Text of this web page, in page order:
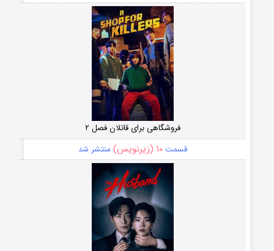
فروشگاهی برای قاتلان فصل ۲
قسمت۱۰ (زیرنویس) منتشر شد